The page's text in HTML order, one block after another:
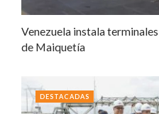
Venezuela instala
de Maiquetía
DESTACADAS